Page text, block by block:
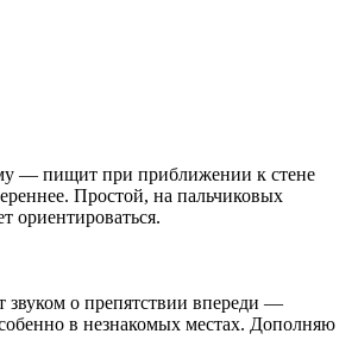
— пищит при приближении к стене
Простой, на пальчиковых
ориентироваться.
звуком о препятствии впереди —
в незнакомых местах. Дополняю